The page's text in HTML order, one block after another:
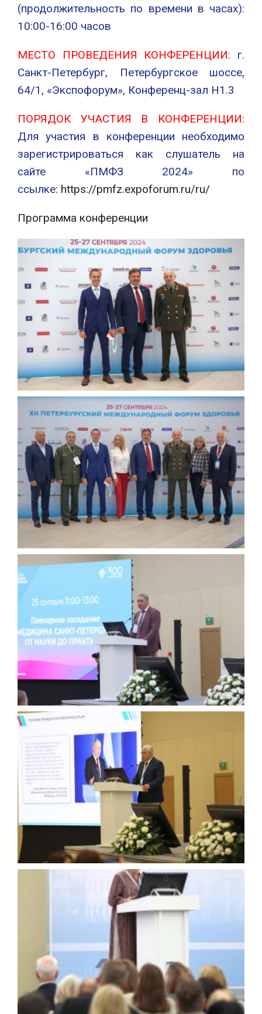
(продолжительность по времени в часах):
10:00-16:00 часов
МЕСТО ПРОВЕДЕНИЯ КОНФЕРЕНЦИИ: г.
Санкт-Петербург, Петербургское шоссе,
64/1, «Экспофорум», Конференц-зал Н1.3
ПОРЯДОК УЧАСТИЯ В КОНФЕРЕНЦИИ:
Для участия в конференции необходимо
зарегистрироваться как слушатель на
сайте «ПМФЗ 2024» по
ссылке: https://pmfz.expoforum.ru/ru/
Программа конференции